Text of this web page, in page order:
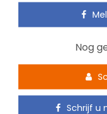
sportprestaties in het
vaak voor bij sporters,
aan dat dit de maximale …
Nog
Schrijf u